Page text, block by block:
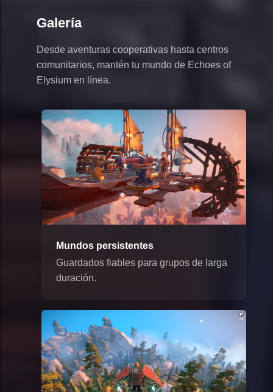
Galería
Desde aventuras cooperativas hasta centros
comunitarios, mantén tu mundo de Echoes of
Elysium en línea.
Mundos persistentes
Guardados fiables para grupos de larga
duración.